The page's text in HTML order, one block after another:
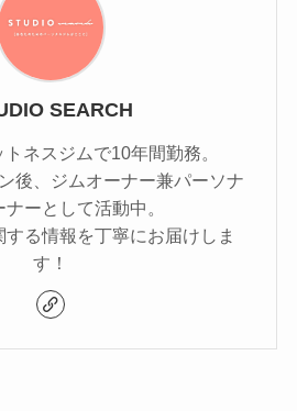
SEARCH
ネスジムで10年間勤務。
後、ジムオーナー兼パーソナ
ナーとして活動中。
る情報を丁寧にお届けしま
す！